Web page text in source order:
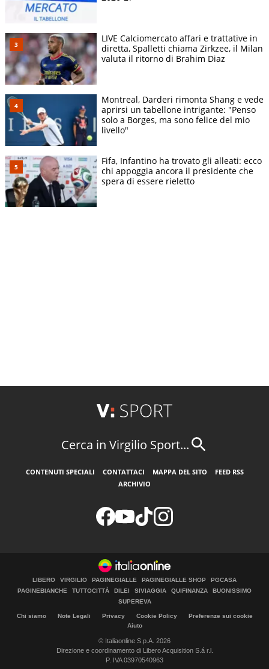
LIVE Calciomercato affari e trattative in
diretta, Spalletti chiama Zirkzee, il Milan
valuta il ritorno di Brahim Diaz
Montreal, Darderi rimonta Shang e vede
aprirsi un tabellone intrigante: "Penso
solo a Borges, ma sono felice del mio
livello"
Fifa, Infantino ha trovato gli alleati: ecco
chi appoggia ancora il presidente che
spera di essere rieletto
Cerca in Virgilio Sport...
CONTENUTI SPECIALI CONTATTACI MAPPA DEL SITO
FEED RSS
ARCHIVIO
LIBERO VIRGILIO PAGINEGIALLE PAGINEGIALLE SHOP
PGCASA
PAGINEBIANCHE
TUTTOCITTÀ DILEI SIVIAGGIA QUIFINANZA
BUONISSIMO
SUPEREVA
Chi siamo Note Legali Privacy Cookie Policy
Preferenze sui cookie
Aiuto
© Italiaonline S.p.A. 2026
Direzione e coordinamento di Libero Acquisition S.á r.l.
P. IVA 03970540963